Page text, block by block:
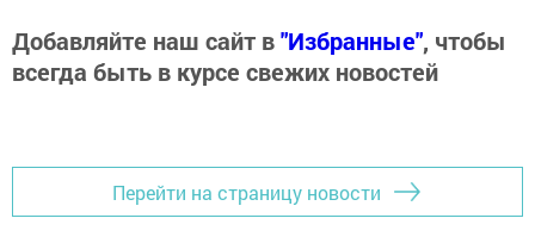
Добавляйте наш сайт в"Избранные", чтобы
всегда быть в курсе свежих новостей
Перейти на страницу новости